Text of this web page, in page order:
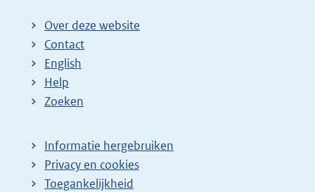
Over deze website
Contact
English
Help
Zoeken
Informatie hergebruiken
Privacy en cookies
Toegankelijkheid